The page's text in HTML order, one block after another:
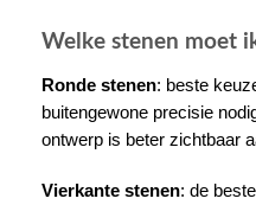
Welke stenen moet
Ronde stenen: beste
buitengewone precisie
ontwerp is beter zichtbaar
Vierkante stenen: de